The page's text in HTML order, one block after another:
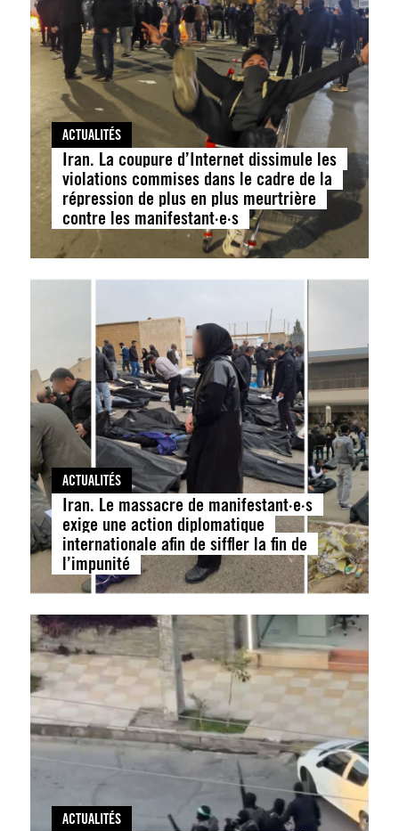
ACTUALITÉS
Iran. La coupure d’Internet dissimule les
violations commises dans le cadre de la
répression de plus en plus meurtrière
contre les manifestant·e·s
ACTUALITÉS
Iran. Le massacre de manifestant·e·s
exige une action diplomatique
internationale afin de siffler la fin de
l’impunité
ACTUALITÉS